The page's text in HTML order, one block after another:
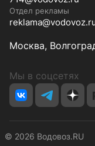
Отдел рекламы
Москва,
Мы в соцсетях
© 2026 Водовоз.RU